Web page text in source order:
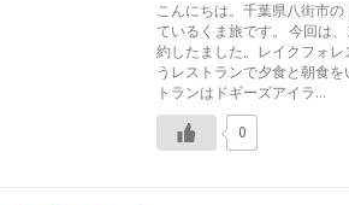
リ
ー
こんにちは。千葉県八街市
ているくま旅です。 今回は
約したました。レイクフォレ
うレストランで夕食と朝食
トランはドギーズアイラ...
0